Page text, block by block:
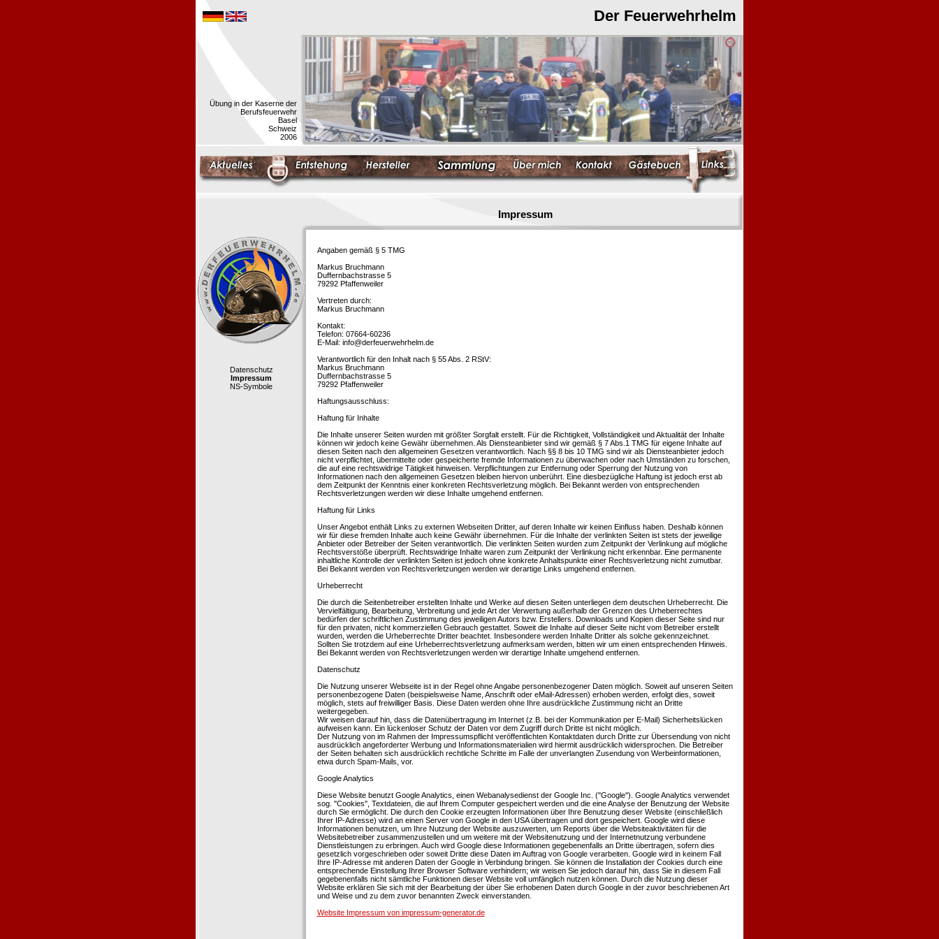
Der Feuerwehrhelm
Übung in der Kaserne der
Berufsfeuerwehr
Basel
Schweiz
2006
Impressum
Datenschutz
Impressum
NS-Symbole
Angaben gemäß § 5 TMG
Markus Bruchmann
Duffernbachstrasse 5
79292 Pfaffenweiler
Vertreten durch:
Markus Bruchmann
Kontakt:
Telefon: 07664-60236
E-Mail: info@derfeuerwehrhelm.de
Verantwortlich für den Inhalt nach § 55 Abs. 2 RStV:
Markus Bruchmann
Duffernbachstrasse 5
79292 Pfaffenweiler
Haftungsausschluss:
Haftung für Inhalte
Die Inhalte unserer Seiten wurden mit größter Sorgfalt erstellt. Für die Richtigkeit, Vollständigkeit und Aktualität der Inhalte
können wir jedoch keine Gewähr übernehmen. Als Diensteanbieter sind wir gemäß § 7 Abs.1 TMG für eigene Inhalte auf
diesen Seiten nach den allgemeinen Gesetzen verantwortlich. Nach §§ 8 bis 10 TMG sind wir als Diensteanbieter jedoch
nicht verpflichtet, übermittelte oder gespeicherte fremde Informationen zu überwachen oder nach Umständen zu forschen,
die auf eine rechtswidrige Tätigkeit hinweisen. Verpflichtungen zur Entfernung oder Sperrung der Nutzung von
Informationen nach den allgemeinen Gesetzen bleiben hiervon unberührt. Eine diesbezügliche Haftung ist jedoch erst ab
dem Zeitpunkt der Kenntnis einer konkreten Rechtsverletzung möglich. Bei Bekannt werden von entsprechenden
Rechtsverletzungen werden wir diese Inhalte umgehend entfernen.
Haftung für Links
Unser Angebot enthält Links zu externen Webseiten Dritter, auf deren Inhalte wir keinen Einfluss haben. Deshalb können
wir für diese fremden Inhalte auch keine Gewähr übernehmen. Für die Inhalte der verlinkten Seiten ist stets der jeweilige
Anbieter oder Betreiber der Seiten verantwortlich. Die verlinkten Seiten wurden zum Zeitpunkt der Verlinkung auf mögliche
Rechtsverstöße überprüft. Rechtswidrige Inhalte waren zum Zeitpunkt der Verlinkung nicht erkennbar. Eine permanente
inhaltliche Kontrolle der verlinkten Seiten ist jedoch ohne konkrete Anhaltspunkte einer Rechtsverletzung nicht zumutbar.
Bei Bekannt werden von Rechtsverletzungen werden wir derartige Links umgehend entfernen.
Urheberrecht
Die durch die Seitenbetreiber erstellten Inhalte und Werke auf diesen Seiten unterliegen dem deutschen Urheberrecht. Die
Vervielfältigung, Bearbeitung, Verbreitung und jede Art der Verwertung außerhalb der Grenzen des Urheberrechtes
bedürfen der schriftlichen Zustimmung des jeweiligen Autors bzw. Erstellers. Downloads und Kopien dieser Seite sind nur
für den privaten, nicht kommerziellen Gebrauch gestattet. Soweit die Inhalte auf dieser Seite nicht vom Betreiber erstellt
wurden, werden die Urheberrechte Dritter beachtet. Insbesondere werden Inhalte Dritter als solche gekennzeichnet.
Sollten Sie trotzdem auf eine Urheberrechtsverletzung aufmerksam werden, bitten wir um einen entsprechenden Hinweis.
Bei Bekannt werden von Rechtsverletzungen werden wir derartige Inhalte umgehend entfernen.
Datenschutz
Die Nutzung unserer Webseite ist in der Regel ohne Angabe personenbezogener Daten möglich. Soweit auf unseren Seiten
personenbezogene Daten (beispielsweise Name, Anschrift oder eMail-Adressen) erhoben werden, erfolgt dies, soweit
möglich, stets auf freiwilliger Basis. Diese Daten werden ohne Ihre ausdrückliche Zustimmung nicht an Dritte
weitergegeben.
Wir weisen darauf hin, dass die Datenübertragung im Internet (z.B. bei der Kommunikation per E-Mail) Sicherheitslücken
aufweisen kann. Ein lückenloser Schutz der Daten vor dem Zugriff durch Dritte ist nicht möglich.
Der Nutzung von im Rahmen der Impressumspflicht veröffentlichten Kontaktdaten durch Dritte zur Übersendung von nicht
ausdrücklich angeforderter Werbung und Informationsmaterialien wird hiermit ausdrücklich widersprochen. Die Betreiber
der Seiten behalten sich ausdrücklich rechtliche Schritte im Falle der unverlangten Zusendung von Werbeinformationen,
etwa durch Spam-Mails, vor.
Google Analytics
Diese Website benutzt Google Analytics, einen Webanalysedienst der Google Inc. (''Google''). Google Analytics verwendet
sog. ''Cookies'', Textdateien, die auf Ihrem Computer gespeichert werden und die eine Analyse der Benutzung der Website
durch Sie ermöglicht. Die durch den Cookie erzeugten Informationen über Ihre Benutzung dieser Website (einschließlich
Ihrer IP-Adresse) wird an einen Server von Google in den USA übertragen und dort gespeichert. Google wird diese
Informationen benutzen, um Ihre Nutzung der Website auszuwerten, um Reports über die Websiteaktivitäten für die
Websitebetreiber zusammenzustellen und um weitere mit der Websitenutzung und der Internetnutzung verbundene
Dienstleistungen zu erbringen. Auch wird Google diese Informationen gegebenenfalls an Dritte übertragen, sofern dies
gesetzlich vorgeschrieben oder soweit Dritte diese Daten im Auftrag von Google verarbeiten. Google wird in keinem Fall
Ihre IP-Adresse mit anderen Daten der Google in Verbindung bringen. Sie können die Installation der Cookies durch eine
entsprechende Einstellung Ihrer Browser Software verhindern; wir weisen Sie jedoch darauf hin, dass Sie in diesem Fall
gegebenenfalls nicht sämtliche Funktionen dieser Website voll umfänglich nutzen können. Durch die Nutzung dieser
Website erklären Sie sich mit der Bearbeitung der über Sie erhobenen Daten durch Google in der zuvor beschriebenen Art
und Weise und zu dem zuvor benannten Zweck einverstanden.
Website Impressum von impressum-generator.de